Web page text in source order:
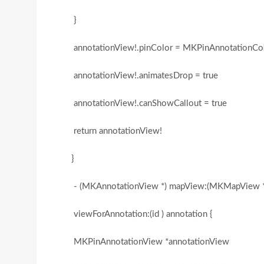
}
annotationView!.pinColor =
annotationView!.animatesDrop = true
annotationView!.canShowCallout = true
return annotationView!
}
- (MKAnnotationView *) mapView:(MKMapView
viewForAnnotation:(id ) annotation {
MKPinAnnotationView *annotationView